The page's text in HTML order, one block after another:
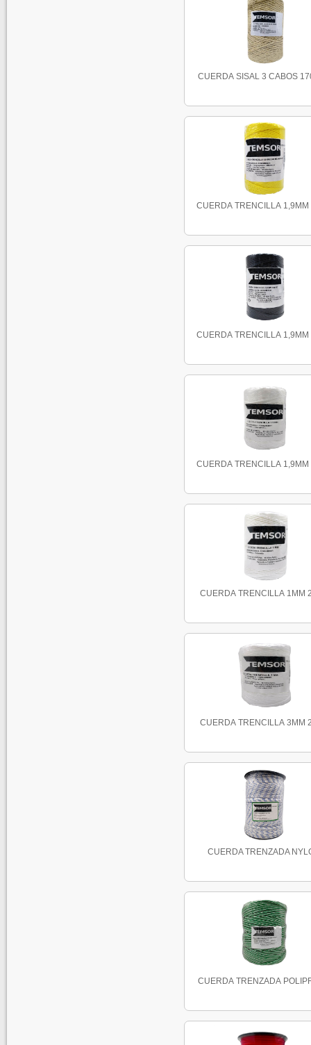
CUERDA SISAL 3 CABOS
CUERDA TRENCILLA 1,9MM
CUERDA TRENCILLA 1,9MM
CUERDA TRENCILLA 1,9MM
CUERDA TRENCILLA 1MM
CUERDA TRENCILLA 3MM
CUERDA TRENZADA
CUERDA TRENZADA